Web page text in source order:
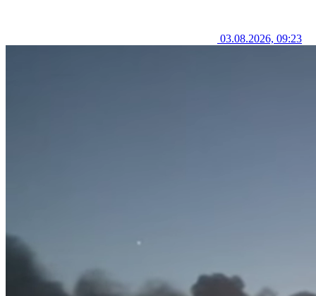
03.08.2026, 09:23